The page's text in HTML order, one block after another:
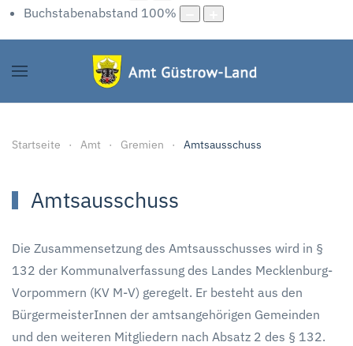
Buchstabenabstand 100%
Startseite Amt Gremien Amtsausschuss
Amtsausschuss
Die Zusammensetzung des Amtsausschusses wird in §
132 der Kommunalverfassung des Landes Mecklenburg-
Vorpommern (KV M-V) geregelt. Er besteht aus den
BürgermeisterInnen der amtsangehörigen Gemeinden
und den weiteren Mitgliedern nach Absatz 2 des § 132.